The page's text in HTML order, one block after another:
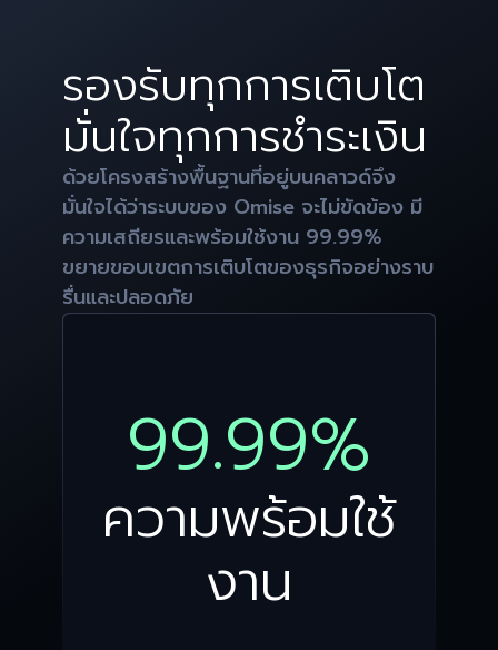
รองรับทุกการเติบโต
มั่นใจทุกการชำระเงิน
ด้วยโครงสร้างพื้นฐานที่อยู่บนคลาวด์จึง
มั่นใจได้ว่าระบบของ Omise จะไม่ขัดข้อง มี
ความเสถียรและพร้อมใช้งาน 99.99%
ขยายขอบเขตการเติบโตของธุรกิจอย่างราบ
รื่นและปลอดภัย
99.99%
ความพร้อมใช้
งาน